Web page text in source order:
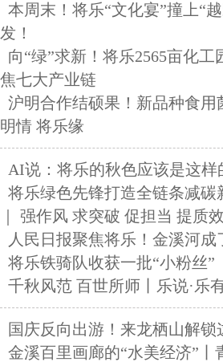
本周末！将乐“文化宴”撞上“
发！
向“绿”求新！将乐2565亩化
焦七大产业链
沪明合作结硕果！新品种食用
明情 将乐缘
AI说：将乐的秋色应该是这
将乐绿色先锋打造全链条减
｜ 强作风 求突破 促担当 提质
人民日报聚焦将乐！金溪河
将乐铁骑队收获一批“小粉丝”
千秋风范 百世所师丨乐说·乐
国庆反向出游！来龙栖山解
金溪百里画廊的“水美经济”丨